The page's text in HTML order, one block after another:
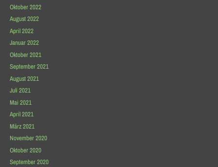
Oktober 2022
August 2022
April 2022
Januar 2022
Oktober 2021
September 2021
August 2021
Juli 2021
Mai 2021
April 2021
März 2021
November 2020
Oktober 2020
September 2020